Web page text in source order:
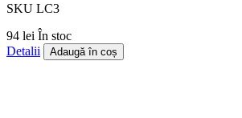
SKU LC3
94 lei În stoc
Detalii
Adaugă în coș